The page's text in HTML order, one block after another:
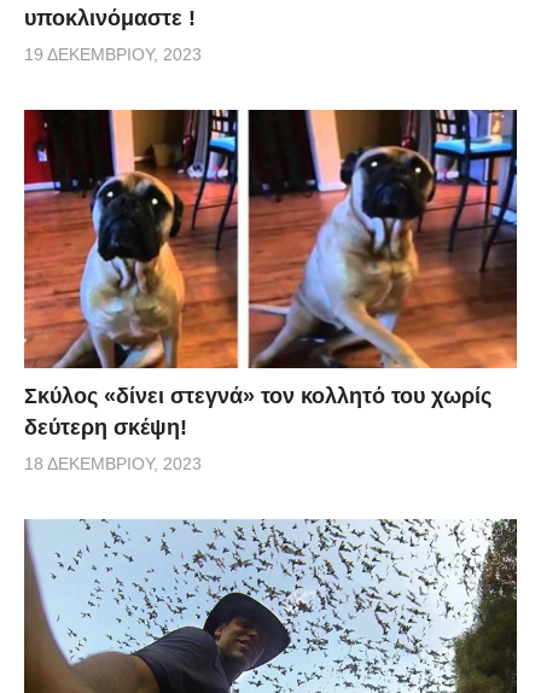
υποκλινόμαστε !
19 ΔΕΚΕΜΒΡΊΟΥ, 2023
Σκύλος «δίνει στεγνά» τον κολλητό του χωρίς
δεύτερη σκέψη!
18 ΔΕΚΕΜΒΡΊΟΥ, 2023